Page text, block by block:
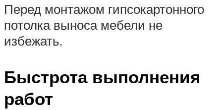
Перед монтажом гипсокартонного
потолка выноса мебели не
избежать.
Быстрота выполнения
работ